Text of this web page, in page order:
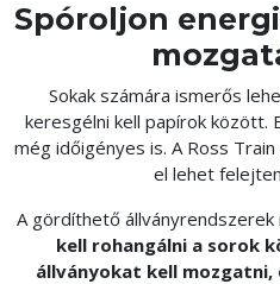
Spóroljon
Sokak számára ismerős
keresgélni kell papírok között.
még időigényes is. A Ross
el lehet
A gördíthető állványrendszerek
kell rohangálni a sorok
állványokat kell mozgatni,